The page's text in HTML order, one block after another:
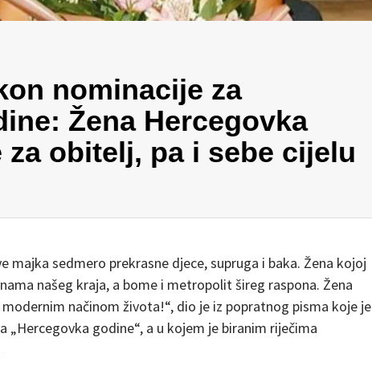
nominacije za
Žena Hercegovka
obitelj, pa i sebe cijelu
majka sedmero prekrasne djece, supruga i baka. Žena kojoj
našeg kraja, a bome i metropolit šireg raspona. Žena
načinom života!“, dio je iz popratnog pisma koje je
godine“, a u kojem je biranim riječima